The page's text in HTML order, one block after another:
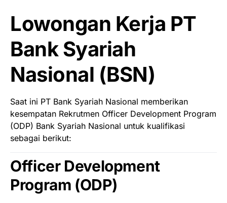
Lowongan Kerja PT
Bank Syariah
Nasional (BSN)
Saat ini PT Bank Syariah Nasional memberikan
kesempatan Rekrutmen Officer Development Program
(ODP) Bank Syariah Nasional untuk kualifikasi
sebagai berikut:
Officer Development
Program (ODP)